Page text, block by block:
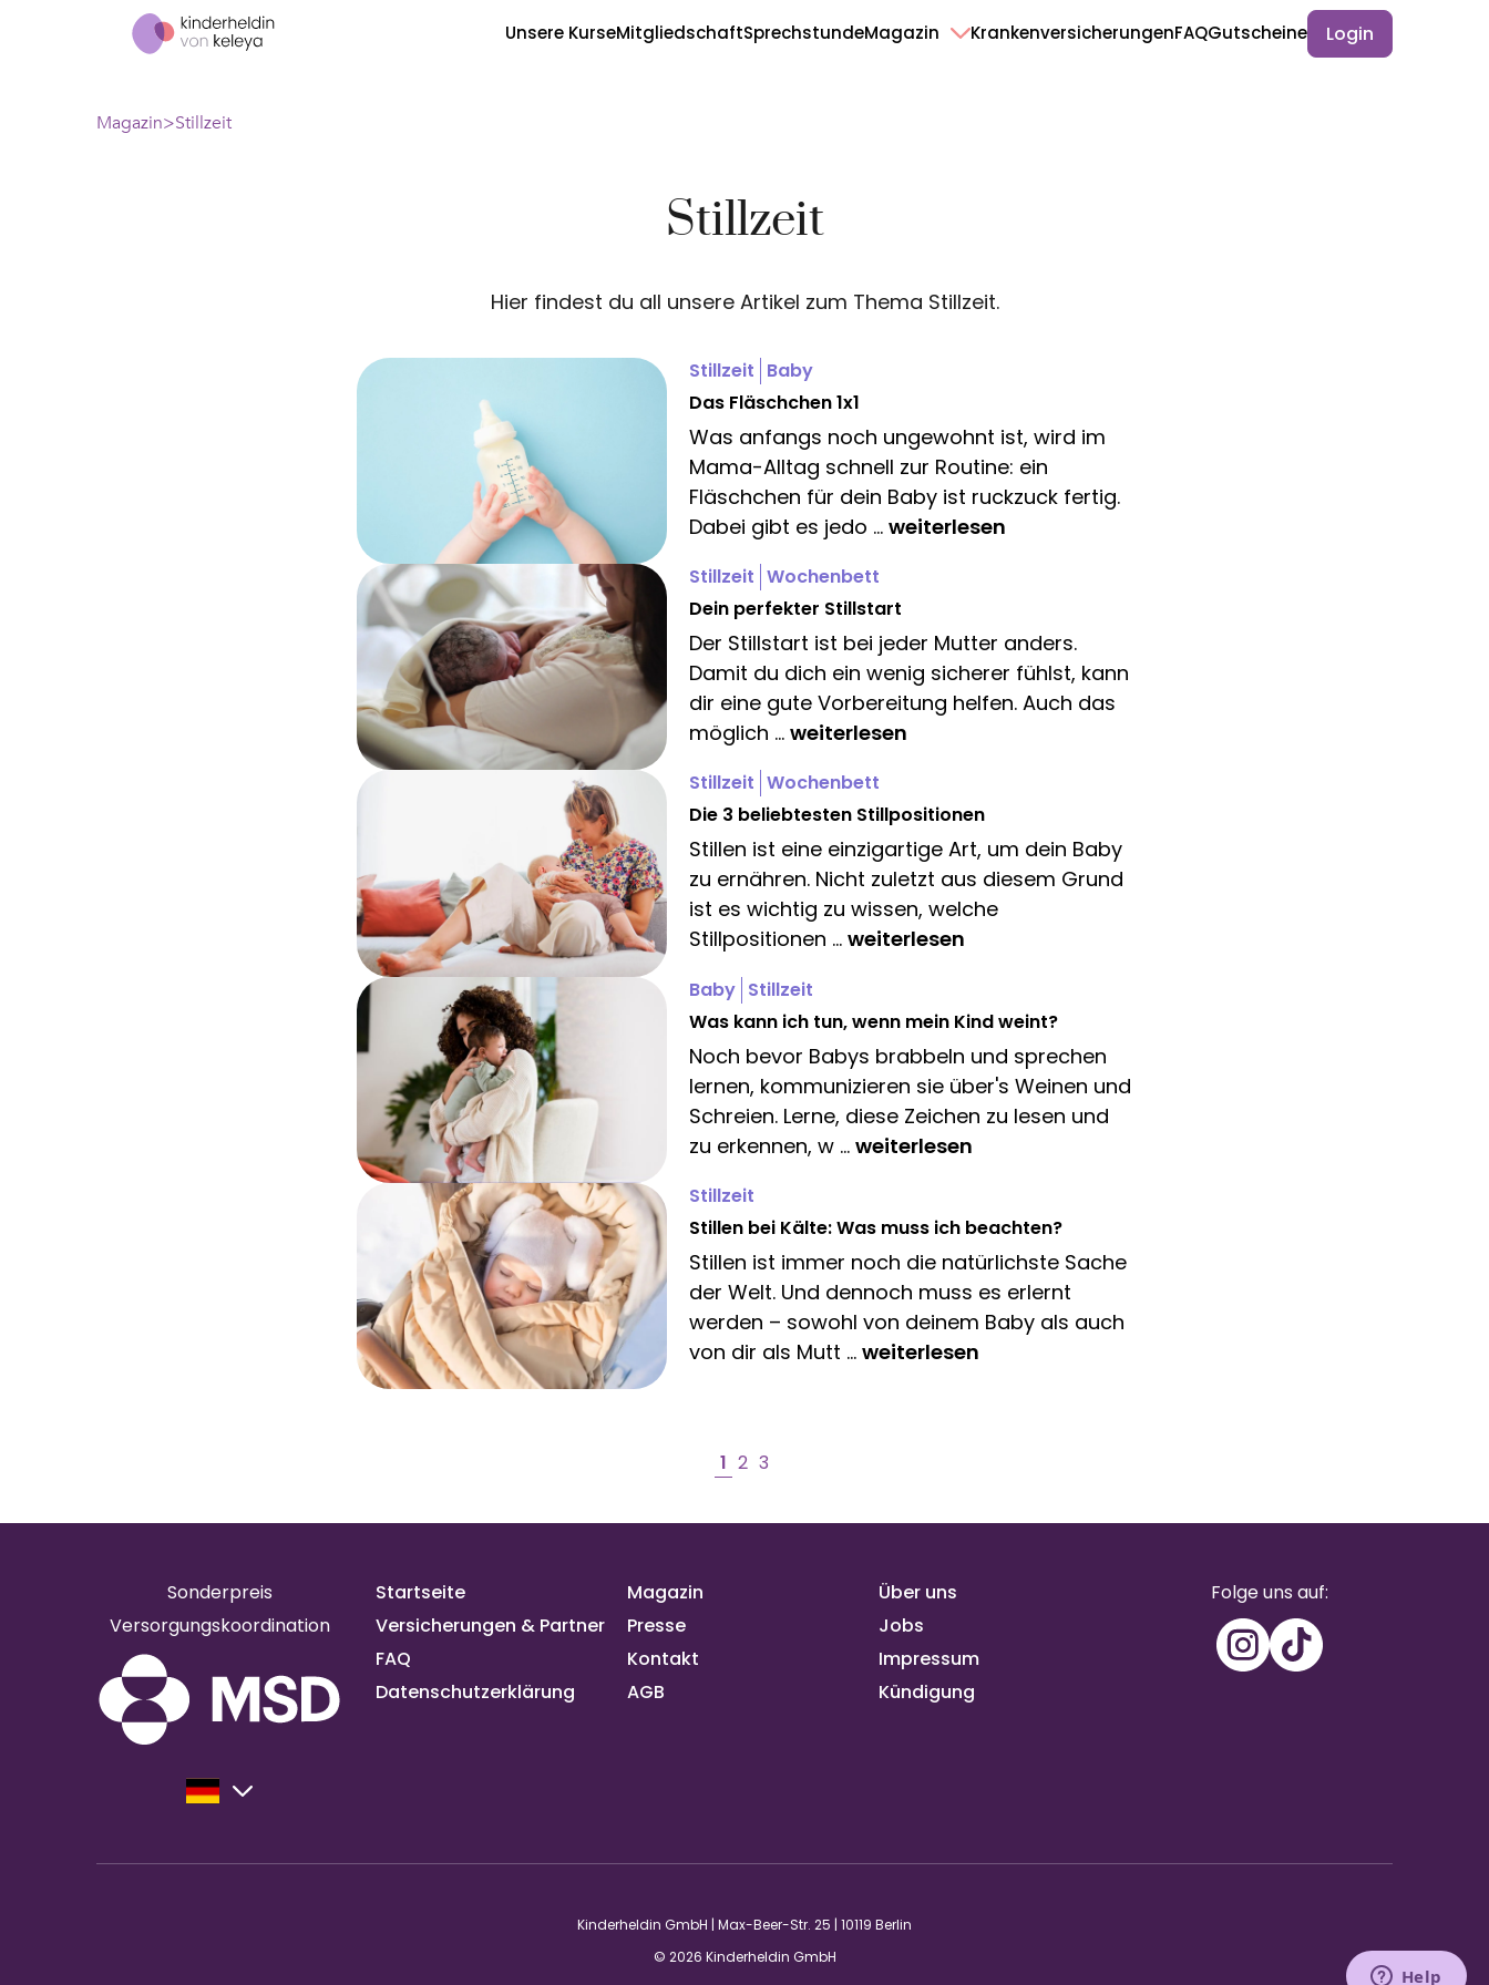
Unsere KurseMitgliedschaftSprechstundeMagazin KrankenversicherungenFAQGutscheine Login
Magazin Stillzeit
Stillzeit
Hier findest du all unsere Artikel zum Thema Stillzeit.
Stillzeit Baby
Das Fläschchen 1x1
Was anfangs noch ungewohnt ist, wird im
Mama-Alltag schnell zur Routine: ein
Fläschchen für dein Baby ist ruckzuck fertig.
Dabei gibt es jedo ... weiterlesen
Stillzeit Wochenbett
Dein perfekter Stillstart
Der Stillstart ist bei jeder Mutter anders.
Damit du dich ein wenig sicherer fühlst, kann
dir eine gute Vorbereitung helfen. Auch das
möglich ... weiterlesen
Stillzeit Wochenbett
Die 3 beliebtesten Stillpositionen
Stillen ist eine einzigartige Art, um dein Baby
zu ernähren. Nicht zuletzt aus diesem Grund
ist es wichtig zu wissen, welche
Stillpositionen ... weiterlesen
Baby Stillzeit
Was kann ich tun, wenn mein Kind weint?
Noch bevor Babys brabbeln und sprechen
lernen, kommunizieren sie über's Weinen und
Schreien. Lerne, diese Zeichen zu lesen und
zu erkennen, w ... weiterlesen
Stillzeit
Stillen bei Kälte: Was muss ich beachten?
Stillen ist immer noch die natürlichste Sache
der Welt. Und dennoch muss es erlernt
werden – sowohl von deinem Baby als auch
von dir als Mutt ... weiterlesen
1 2 3
Startseite Magazin
Über uns
Versicherungen & Partner
Presse
Jobs
FAQ
Kontakt
Impressum
Datenschutzerklärung
AGB Kündigung
Sonderpreis
Versorgungskoordination
Folge uns auf:
Kinderheldin GmbH | Max-Beer-Str. 25 | 10119 Berlin
© 2026 Kinderheldin GmbH